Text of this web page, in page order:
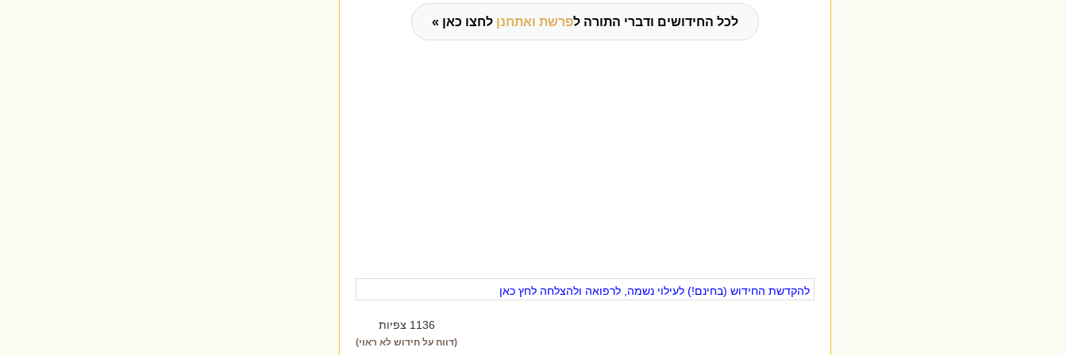
לכל החידושים ודברי התורה לפרשת ואתחנן לחצו כאן »
להקדשת החידוש (בחינם!) לעילוי נשמה, לרפואה ולהצלחה לחץ כאן
1136 צפיות
(דווח על חידוש לא ראוי)